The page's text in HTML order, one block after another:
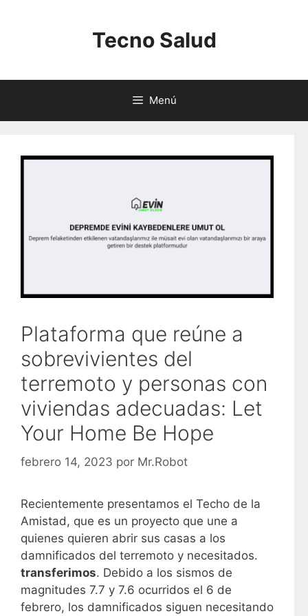
Tecno Salud
Menú
Plataforma que reúne a
sobrevivientes del
terremoto y personas con
viviendas adecuadas: Let
Your Home Be Hope
febrero 14, 2023 por Mr.Robot
Recientemente presentamos el Techo de la
Amistad, que es un proyecto que une a
quienes quieren abrir sus casas a los
damnificados del terremoto y necesitados.
transferimos. Debido a los sismos de
magnitudes 7.7 y 7.6 ocurridos el 6 de
febrero, los damnificados siguen necesitando